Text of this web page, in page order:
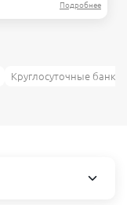
Подробнее
Круглосуточные